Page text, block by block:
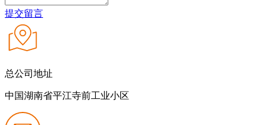
提交留言
总公司地址
中国湖南省平江寺前工业小区